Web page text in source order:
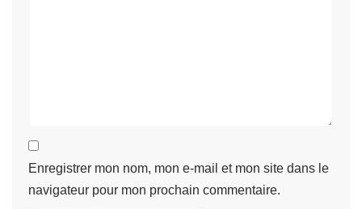
Enregistrer mon nom, mon e-mail et mon site dans le
navigateur pour mon prochain commentaire.